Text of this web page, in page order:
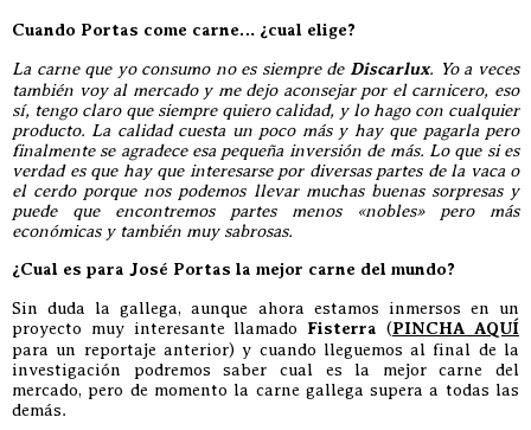
Cuando Portas come carne… ¿cual elige?
La carne que yo consumo no es siempre de Discarlux. Yo a veces
también voy al mercado y me dejo aconsejar por el carnicero, eso
sí, tengo claro que siempre quiero calidad, y lo hago con cualquier
producto. La calidad cuesta un poco más y hay que pagarla pero
finalmente se agradece esa pequeña inversión de más. Lo que si es
verdad es que hay que interesarse por diversas partes de la vaca o
el cerdo porque nos podemos llevar muchas buenas sorpresas y
puede que encontremos partes menos «nobles» pero más
económicas y también muy sabrosas.
¿Cual es para José Portas la mejor carne del mundo?
Sin duda la gallega, aunque ahora estamos inmersos en un
proyecto muy interesante llamado Fisterra (PINCHA AQUÍ
para un reportaje anterior) y cuando lleguemos al final de la
investigación podremos saber cual es la mejor carne del
mercado, pero de momento la carne gallega supera a todas las
demás.